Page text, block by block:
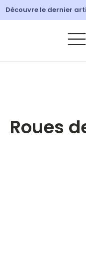
Découvre le dernier
Roues